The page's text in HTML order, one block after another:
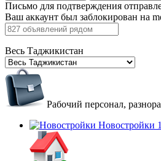
Письмо для подтверждения
Ваш аккаунт был заблокирован на
Весь Таджикистан
Рабочий персонал,
Новостройки